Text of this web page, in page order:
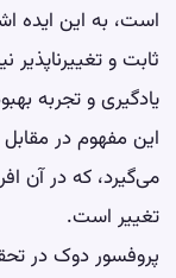
است، به این ایده
ثابت و تغییرناپذیر
یادگیری و تجربه
می‌گیرد، که در آن
تغییر است.
پروفسور دوک در